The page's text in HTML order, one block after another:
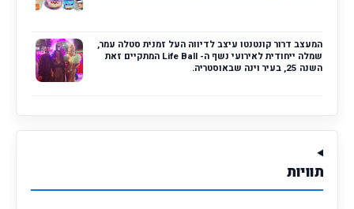
המעצב דרור קונטנטו עיצב לדיווה העל זמנית סטלה עמר,
שמלה ייחודית לאירועי נשף ה- Life Ball המתקיים זאת
השנה 25, בעיר וינה שבאוסטריה.
תוויות